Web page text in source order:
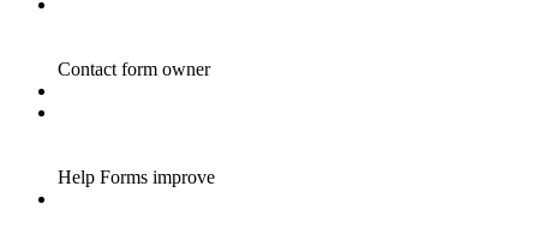
Contact form owner
Help Forms improve